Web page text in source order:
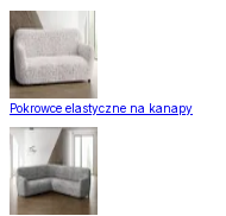
Pokrowce elastyczne na kanapy